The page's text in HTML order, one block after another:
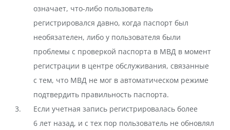
означает, что-либо пользователь
регистрировался давно, когда паспорт был
необязателен, либо у пользователя были
проблемы с проверкой паспорта в МВД в момент
регистрации в центре обслуживания, связанные
с тем, что МВД не мог в автоматическом режиме
подтвердить правильность паспорта.
Если учетная запись регистрировалась более
6 лет назад, и с тех пор пользователь не обновлял